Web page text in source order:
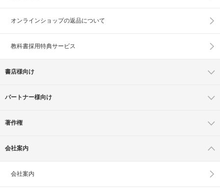
オンラインショップの返品について
教科書採用特典サービス
書店様向け
パートナー様向け
著作権
会社案内
会社案内